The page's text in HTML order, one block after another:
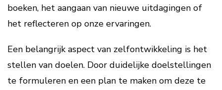
boeken, het aangaan van nieuwe uitdagingen of
het reflecteren op onze ervaringen.
Een belangrijk aspect van zelfontwikkeling is het
stellen van doelen. Door duidelijke doelstellingen
te formuleren en een plan te maken om deze te